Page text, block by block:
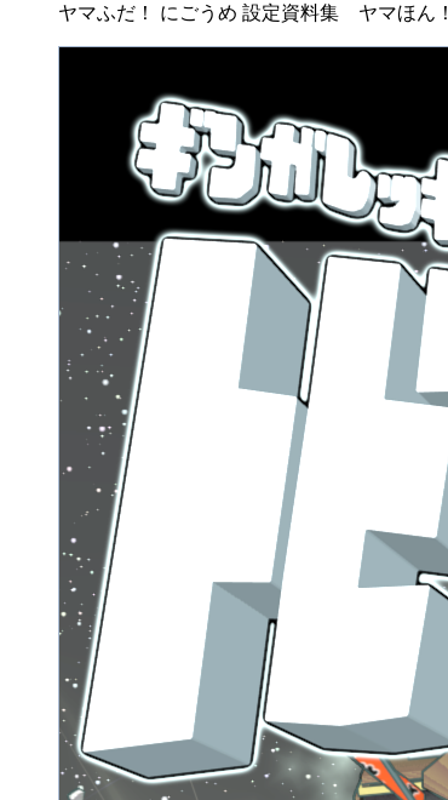
ヤマふだ！ にごうめ 設定資料集 ヤマほん！